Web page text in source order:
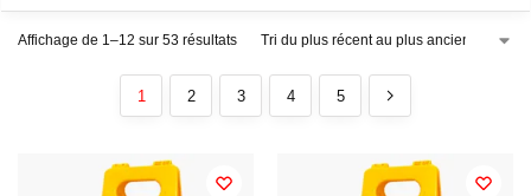
Affichage de 1–12 sur 53 résultats
1 2 3 4 5